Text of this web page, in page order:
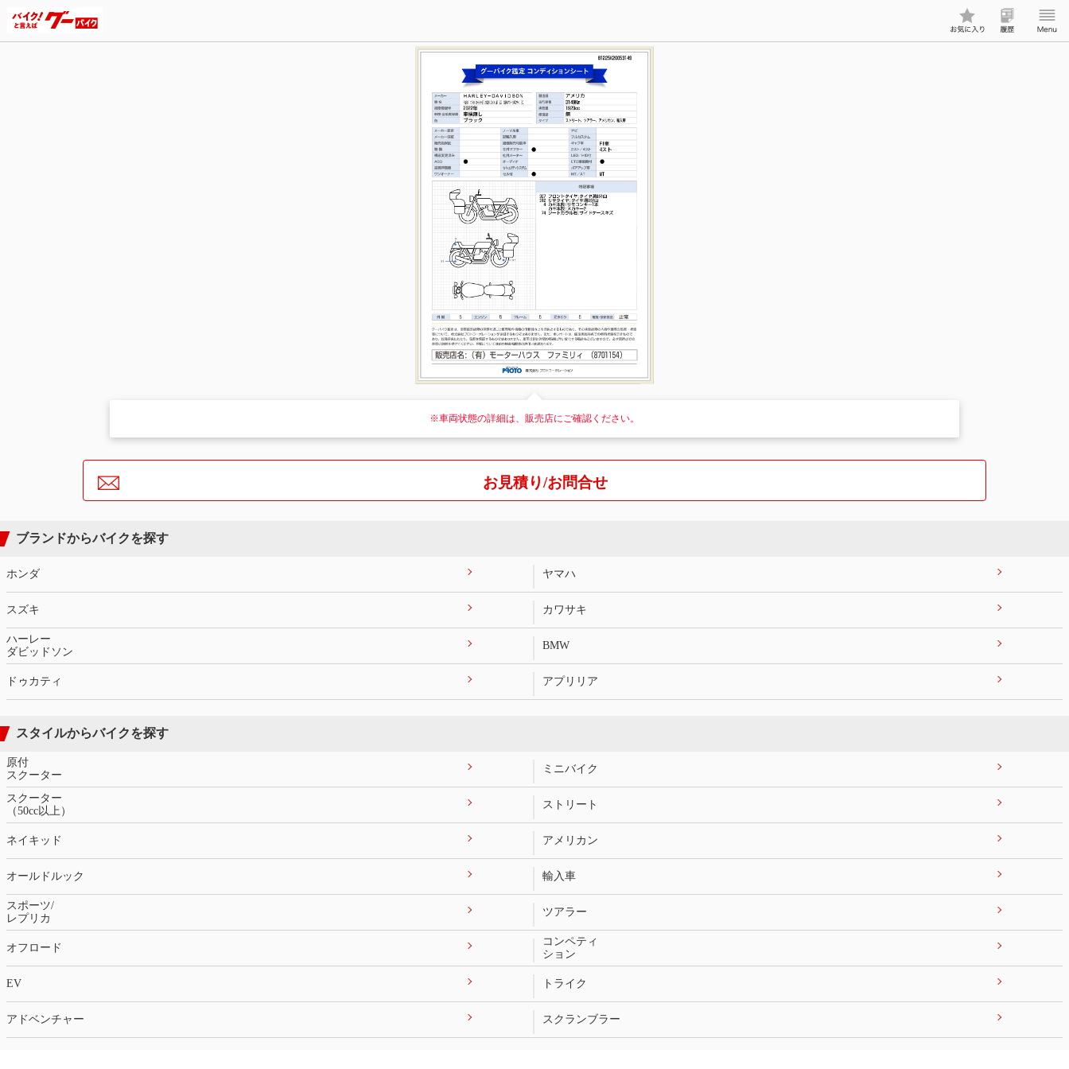
※車両状態の詳細は、販売店にご確認ください。
お見積り/お問合せ
ブランドからバイクを探す
ホンダ ヤマハ
スズキ カワサキ
ハーレー
ダビッドソン
BMW
ドゥカティ アプリリア
スタイルからバイクを探す
原付
スクーター
ミニバイク
スクーター
（50cc以上）
ストリート
ネイキッド アメリカン
オールドルック 輸入車
スポーツ/
レプリカ
ツアラー
オフロード
コンペティ
ション
EV トライク
アドベンチャー スクランブラー